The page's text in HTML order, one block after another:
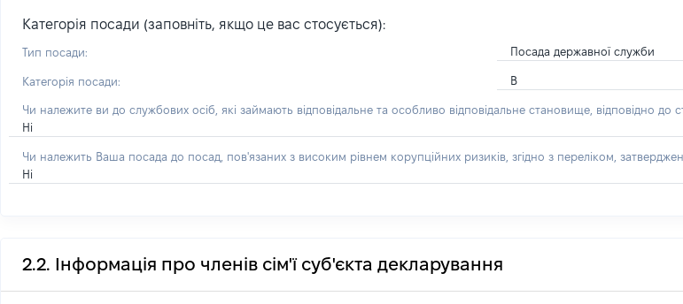
Категорія посади (заповніть, якщо це вас стосується):
Тип посади: Посада державної служби
Категорія посади: В
Чи належите ви до службових осіб, які займають відповідальне та особливо відповідальне становище, відповідно до
Ні
Чи належить Ваша посада до посад, пов'язаних з високим рівнем корупційних ризиків, згідно з переліком,
Ні
2.2. Інформація про членів сім'ї суб'єкта декларування